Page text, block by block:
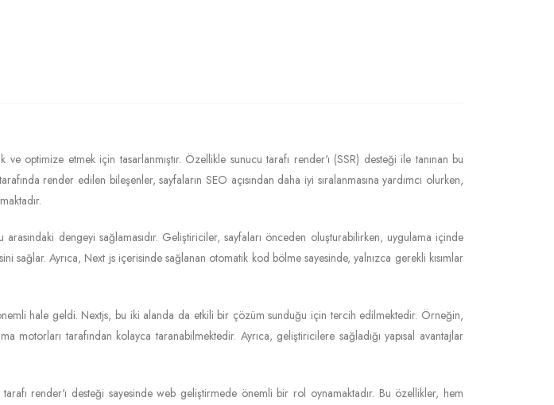
optimize etmek için tasarlanmıştır. Özellikle sunucu tarafı render'ı (SSR) desteği ile tanınan bu
render edilen bileşenler, sayfaların SEO açısından daha iyi sıralanmasına yardımcı olurken,
dengeyi sağlamasıdır. Geliştiriciler, sayfaları önceden oluşturabilirken, uygulama içinde
sağlar. Ayrıca, Next js içerisinde sağlanan otomatik kod bölme sayesinde, yalnızca gerekli kısımlar
hale geldi. Nextjs, bu iki alanda da etkili bir çözüm sunduğu için tercih edilmektedir. Örneğin,
tarafından kolayca taranabilmektedir. Ayrıca, geliştiricilere sağladığı yapısal avantajlar
render'ı desteği sayesinde web geliştirmede önemli bir rol oynamaktadır. Bu özellikler, hem